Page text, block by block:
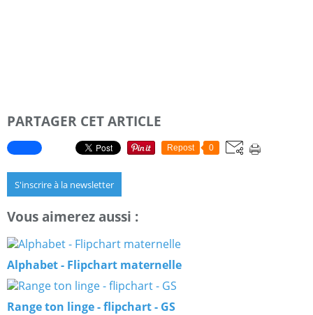
PARTAGER CET ARTICLE
Repost 0
S'inscrire à la newsletter
Vous aimerez aussi :
Alphabet - Flipchart maternelle
Range ton linge - flipchart - GS